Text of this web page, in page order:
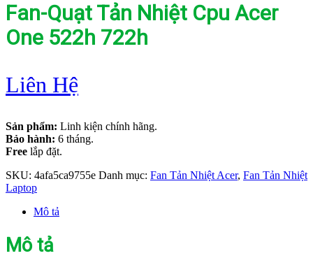
Fan-Quạt Tản Nhiệt Cpu Acer
One 522h 722h
Liên Hệ
Sản phẩm: Linh kiện chính hãng.
Bảo hành: 6 tháng.
Free lắp đặt.
SKU: 4afa5ca9755e Danh mục: Fan Tản Nhiệt Acer, Fan Tản Nhiệt
Laptop
Mô tả
Mô tả